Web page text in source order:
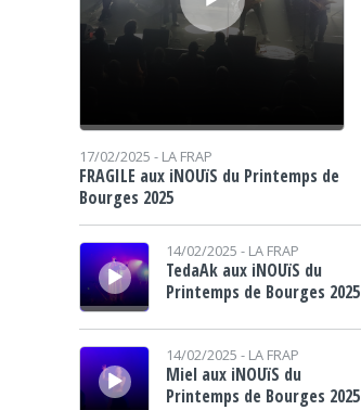
17/02/2025 - LA FRAP
FRAGILE aux iNOUïS du Printemps de
Bourges 2025
Lecteur audio
14/02/2025 - LA FRAP
TedaAk aux iNOUïS du
Printemps de Bourges 2025
Lecteur audio 14/02/2025 - LA FRAP
Miel aux iNOUïS du
Printemps de Bourges 2025